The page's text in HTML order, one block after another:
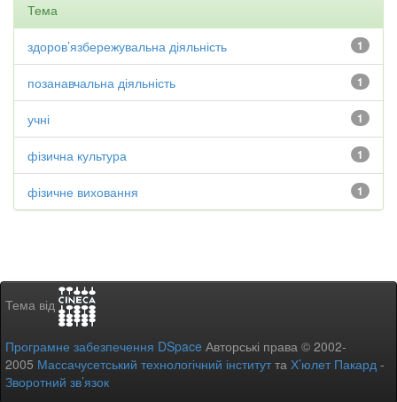
Тема
1
здоров’язбережувальна діяльність
1
позанавчальна діяльність
1
учні
1
фізична культура
1
фізичне виховання
Тема від
Програмне забезпечення DSpace Авторські права © 2002-
2005 Массачусетський технологічний інститутта Х’юлет Пакард -
Зворотний зв’язок